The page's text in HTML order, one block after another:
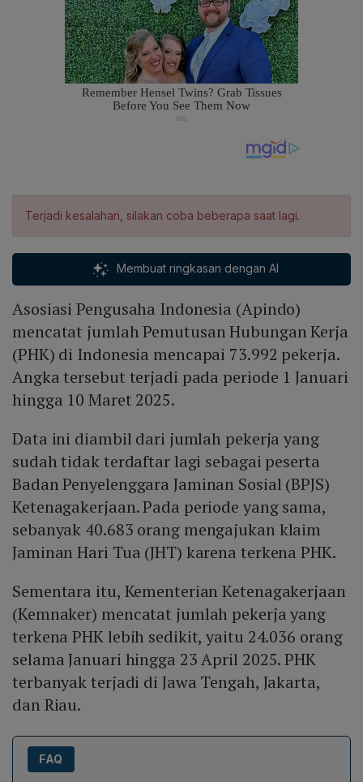
Terjadi kesalahan, silakan coba beberapa saat lagi.
Membuat ringkasan dengan AI
Asosiasi Pengusaha Indonesia (Apindo)
mencatat jumlah Pemutusan Hubungan Kerja
(PHK) di Indonesia mencapai 73.992 pekerja.
Angka tersebut terjadi pada periode 1 Januari
hingga 10 Maret 2025.
Data ini diambil dari jumlah pekerja yang
sudah tidak terdaftar lagi sebagai peserta
Badan Penyelenggara Jaminan Sosial (BPJS)
Ketenagakerjaan. Pada periode yang sama,
sebanyak 40.683 orang mengajukan klaim
Jaminan Hari Tua (JHT) karena terkena PHK.
Sementara itu, Kementerian Ketenagakerjaan
(Kemnaker) mencatat jumlah pekerja yang
terkena PHK lebih sedikit, yaitu 24.036 orang
selama Januari hingga 23 April 2025. PHK
terbanyak terjadi di Jawa Tengah, Jakarta,
dan Riau.
FAQ